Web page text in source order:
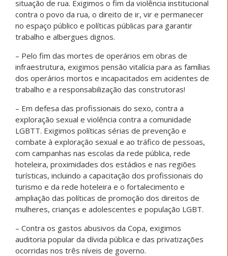
situação de rua. Exigimos o fim da violência institucional
contra o povo da rua, o direito de ir, vir e permanecer
no espaço público e políticas públicas para garantir
trabalho e albergues dignos.
– Pelo fim das mortes de operários em obras de
infraestrutura, exigimos pensão vitalícia para as famílias
dos operários mortos e incapacitados em acidentes de
trabalho e a responsabilização das construtoras!
– Em defesa das profissionais do sexo, contra a
exploração sexual e violência contra a comunidade
LGBTT. Exigimos políticas sérias de prevenção e
combate à exploração sexual e ao tráfico de pessoas,
com campanhas nas escolas da rede pública, rede
hoteleira, proximidades dos estádios e nas regiões
turísticas, incluindo a capacitação dos profissionais do
turismo e da rede hoteleira e o fortalecimento e
ampliação das políticas de promoção dos direitos de
mulheres, crianças e adolescentes e população LGBT.
– Contra os gastos abusivos da Copa, exigimos
auditoria popular da dívida pública e das privatizações
ocorridas nos três níveis de governo.